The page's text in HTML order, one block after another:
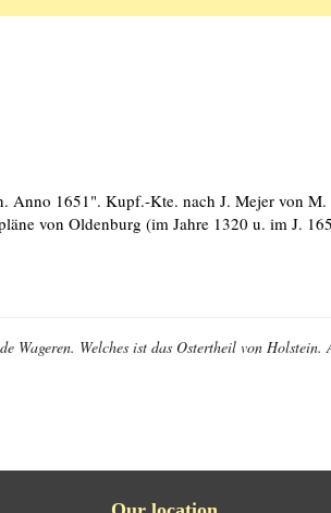
Anno 1651". Kupf.-Kte. nach J. Mejer von M.
von Oldenburg (im Jahre 1320 u. im J.
Wageren. Welches ist das Ostertheil von Holstein.